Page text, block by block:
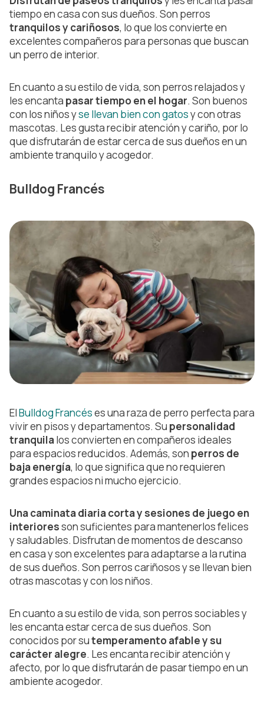
tiempo en casa con sus dueños. Son perros
tranquilos y cariñosos, lo que los convierte en
excelentes compañeros para personas que buscan
un perro de interior.
En cuanto a su estilo de vida, son perros relajados y
les encanta pasar tiempo en el hogar. Son buenos
con los niños yse llevan bien con gatosy con otras
mascotas. Les gusta recibir atención y cariño, por lo
que disfrutarán de estar cerca de sus dueños en un
ambiente tranquilo y acogedor.
Bulldog Francés
ElBulldog Francéses una raza de perro perfecta para
vivir en pisos y departamentos. Su personalidad
tranquilalos convierten en compañeros ideales
para espacios reducidos. Además, son perros de
baja energía, lo que significa que no requieren
grandes espacios ni mucho ejercicio.
Una caminata diaria corta y sesiones de juego en
interioresson suficientes para mantenerlos felices
y saludables. Disfrutan de momentos de descanso
en casa y son excelentes para adaptarse a la rutina
de sus dueños. Son perros cariñosos y se llevan bien
otras mascotas y con los niños.
En cuanto a su estilo de vida, son perros sociables y
les encanta estar cerca de sus dueños. Son
conocidos por sutemperamento afable y su
carácter alegre. Les encanta recibir atención y
afecto, por lo que disfrutarán de pasar tiempo en un
ambiente acogedor.